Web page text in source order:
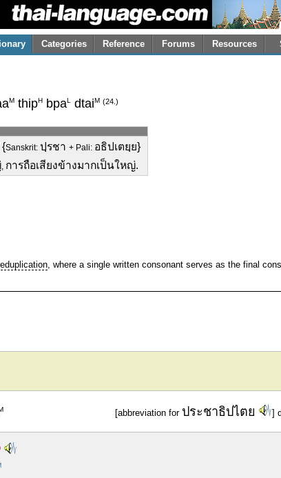
Categories Reference Forums Resources
M thipH bpaL dtaiM (24.)
Sanskrit: ปฺรชา + Pali: อธิปเตยฺย}
, การถือเสียงข้างมากเป็นใหญ่.
, where a single written consonant serves as the final
[abbreviation for ประชาธิปไตย ]